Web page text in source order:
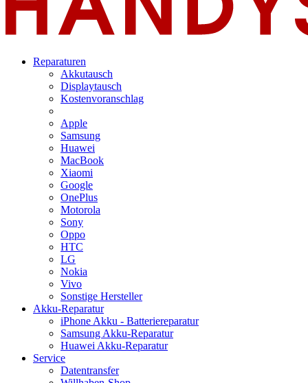
Reparaturen
Akkutausch
Displaytausch
Kostenvoranschlag
Apple
Samsung
Huawei
MacBook
Xiaomi
Google
OnePlus
Motorola
Sony
Oppo
HTC
LG
Nokia
Vivo
Sonstige Hersteller
Akku-Reparatur
iPhone Akku - Batteriereparatur
Samsung Akku-Reparatur
Huawei Akku-Reparatur
Service
Datentransfer